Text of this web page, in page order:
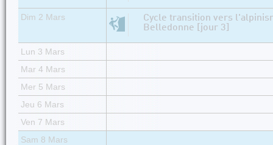
Dim 2 Mars
Cycle transition vers
Belledonne [jour 3]
Lun 3 Mars
Mar 4 Mars
Mer 5 Mars
Jeu 6 Mars
Ven 7 Mars
Sam 8 Mars